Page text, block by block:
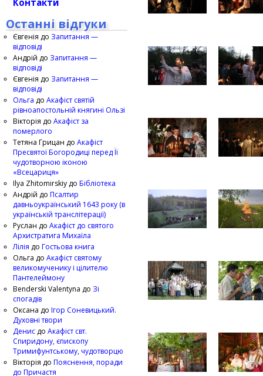
Останні відгуки
Євгенія до Запитання —
відповіді
Андрій до Запитання —
відповіді
Євгенія до Запитання —
відповіді
Ольга до Акафіст святій
рівноапостольній княгині Ользі
Вікторія до Акафіст за
померлого
Тетяна Грицан до Акафіст
Пресвятої Богородиці перед Її
чудотворною іконою
«Всецариця»
Ilya Zhitomirskiy до Бібліотека
Андрій до Псалтир
давньоукраїнський 1643 року (в
українській транслітерації)
Руслан до Акафіст до святого
Архистратига Михаїла
Лілія до Гостьова книга
Ольга до Акафіст святому
великомученику і цілителю
Пантелеймону
Benderski Valentyna до Зі
спогадів
Оксана до Ігор Соневицький.
Духовні твори
Денис до Акафіст свт.
Спиридону, єпископу
Тримифунтському, чудотворцю
Вікторія до Пояснення, поради
до Причастя